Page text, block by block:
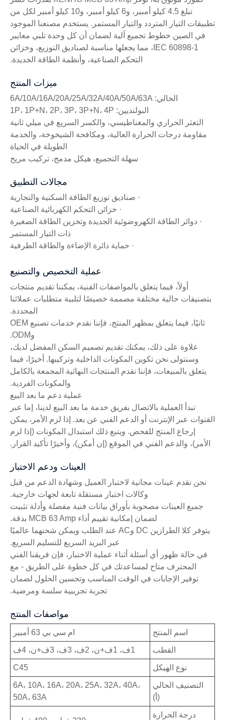
تبلغ 4.5 كيلو أمبير، و6 كيلو أمبير، و10 كيلو أمبير لكل من
تطبيقات التيار المتردد والتيار المستمر. يستخدم مصنعنا الموجود
في الصين خطوط تجميع آلية لضمان أن كل وحدة تلبي معايير
IEC 60898-1، مما يجعلها مناسبة لصناديق التوزيع، وخزائن
التحكم الصناعية، وأنظمة الطاقة الجديدة.
ميزات المنتج
الحالي: 6A/10A/16A/20A/25A/32A/40A/50A/63A
البولنديين: 1P، 1P+N، 2P، 3P، 3P+N، 4P
التعثر الحراري والمغناطيسي، والكسر السريع في ميلي ثانية
مقاومة درجات الحرارة العالية، ومكافحة الشيخوخة، والخدمة
الطويلة في الحياة
سهلة التجميع، هيكل مدمج، تركيب مريح
مجالات التطبيق
· صناديق توزيع الطاقة السكنية والتجارية
· خزائن التحكم الكهربائية الصناعية
· دوائر الطاقة الكهروضوئية الجديدة وتخزين الطاقة الصغيرة
ذات التيار المستمر
· حماية دائرة الإضاءة والطاقة الطرفية
عملية التخصيص والتصنيع
أولاً، فيما يتعلق بالمواصفات الفنية، يمكننا تقديم منتجات
بتصنيفات حالية مختلفة مصممة خصيصًا لتلبية متطلبات عملائنا
المحددة.
ثانيًا، فيما يتعلق بمظهر المنتج، فإننا نقدم خدمات تصنيع OEM
وODM.
علاوة على ذلك، يمكنك تقديم تصميم السكن المفضل لديك،
وسنتولى نحن تكوين المكونات الداخلية وتركيبها. أخيرًا، فيما
يتعلق بالمبيعات، فإننا نقدم المنتجات النهائية المجمعة بالكامل
والمكونات الفردية.
عملية دعم ما بعد البيع
تبدأ العملية بالاتصال بفريق خدمة ما بعد البيع لدينا، إما عبر
القنوات عبر الإنترنت أو الدعم الفني عن بعد. إذا لزم الأمر، يمكن
إرجاع المنتج للفحص. ويتبع ذلك استبدال المكونات (إذا لزم
الأمر)، والدعم الفني في الموقع (إن أمكن)، وأخيرًا تأكيد القرار.
العينات ودعم الاختبار
نحن نقدم عينات مجانية لاختبار العميل وشهادة الدعم من قبل
وكالات اختبار مستقلة تابعة لجهات خارجية.
جميع العينات مصحوبة بأوراق بيانات فنية مفصلة وأدلة تثبيت
لضمان إمكانية تقييم أداء MCB 63 Amp بدقة.
يتوفر كلا الطرازين DC وAC عند الطلب ويمكن شحنهما عالميًا
عبر البريد السريع للتسليم السريع.
في حالة ظهور أي أسئلة أثناء عملية الاختبار، فإن فريقنا الفني
المحترف متاح لمساعدتك في كل خطوة على الطريق - مع
توفير الإجابات في الوقت المناسب وتحسين الحلول لضمان
تجربة تجريبية سلسة ومرضية.
مواصفات المنتج
اسم المنتج ام سي بي 63 أمبير
القطب 1ف، 1ف+ن، 2ف، 3ف، 3ف+ن، 4ف
نوع الهيكل C45
التصنيف الحالي
(أ)
6A، 10A، 16A، 20A، 25A، 32A، 40A،
50A، 63A
درجة الحرارة